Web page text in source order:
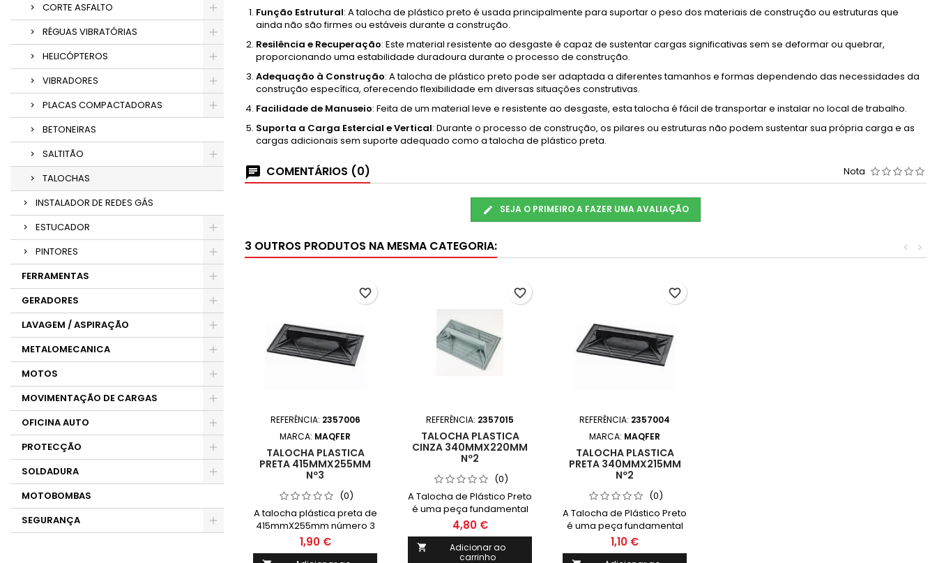
CORTE ASFALTO
RÉGUAS VIBRATÓRIAS
HELICÓPTEROS
VIBRADORES
PLACAS COMPACTADORAS
BETONEIRAS
SALTITÃO
TALOCHAS
INSTALADOR DE REDES GÁS
ESTUCADOR
PINTORES
FERRAMENTAS
GERADORES
LAVAGEM / ASPIRAÇÃO
METALOMECANICA
MOTOS
MOVIMENTAÇÃO DE CARGAS
OFICINA AUTO
PROTECÇÃO
SOLDADURA
MOTOBOMBAS
SEGURANÇA
Função Estrutural: A talocha de plástico preto é usada principalmente para suportar o peso dos materiais de construção ou estruturas que
ainda não são firmes ou estáveis durante a construção.
Resilência e Recuperação: Este material resistente ao desgaste é capaz de sustentar cargas significativas sem se deformar ou quebrar,
proporcionando uma estabilidade duradoura durante o processo de construção.
Adequação à Construção: A talocha de plástico preto pode ser adaptada a diferentes tamanhos e formas dependendo das necessidades da
construção específica, oferecendo flexibilidade em diversas situações construtivas.
Facilidade de Manuseio: Feita de um material leve e resistente ao desgaste, esta talocha é fácil de transportar e instalar no local de trabalho.
Suporta a Carga Estercial e Vertical: Durante o processo de construção, os pilares ou estruturas não podem sustentar sua própria carga e as
cargas adicionais sem suporte adequado como a talocha de plástico preta.
COMENTÁRIOS (0) Nota
SEJA O PRIMEIRO A FAZER UMA AVALIAÇÃO
3 OUTROS PRODUTOS NA MESMA CATEGORIA: >
<
REFERÊNCIA: 2357006
MARCA: MAQFER
TALOCHA PLASTICA
PRETA 415MMX255MM
Nº3
(0)
A talocha plástica preta de
415mmX255mm número 3
da marca escolhida é a
ferramenta ideal para
1,90 €
favorite_border
REFERÊNCIA: 2357015
TALOCHA PLASTICA
CINZA 340MMX220MM
Nº2
(0)
A Talocha de Plástico Preto
é uma peça fundamental
na construção civil,
especialmente quando se
trata de construções em
edificações e
4,80 €

Adicionar ao
carrinho
favorite_border
REFERÊNCIA: 2357004
MARCA: MAQFER
TALOCHA PLASTICA
PRETA 340MMX215MM
Nº2
(0)
A Talocha de Plástico Preto
é uma peça fundamental
na construção civil,
especialmente quando se
1,10 €
favorite_border